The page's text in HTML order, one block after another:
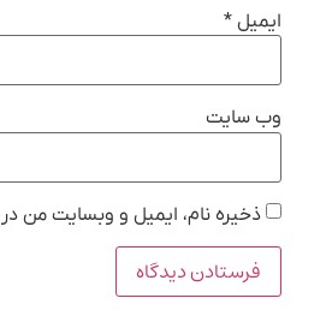
ایمیل *
وب‌ سایت
ذخیره نام، ایمیل و وبسایت من